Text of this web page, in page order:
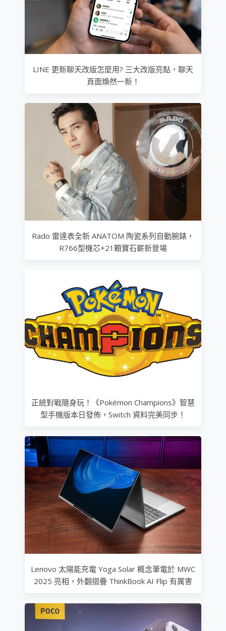
LINE 更新聊天改版怎麼用? 三大改版亮點，聊天
頁面煥然一新！
Rado 雷達表全新 ANATOM 陶瓷系列自動腕錶，
R766型機芯+21顆寶石嶄新登場
正統對戰隨身玩！《Pokémon Champions》智慧
型手機版本日發佈，Switch 資料完美同步！
Lenovo 太陽能充電 Yoga Solar 概念筆電於 MWC
2025 亮相，外翻摺疊 ThinkBook AI Flip 有厲害